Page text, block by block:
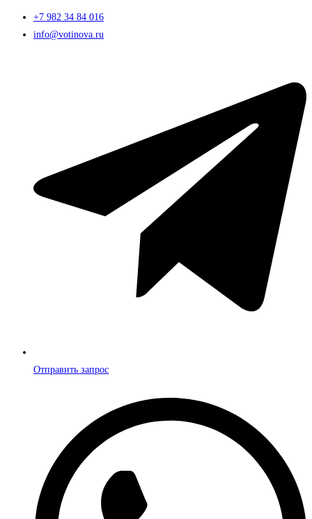
+7 982 34 84 016
info@votinova.ru
Отправить запрос